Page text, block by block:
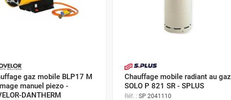
gaz mobile BLP17 M
manuel piezo -
DANTHERM
Chauffage mobile radiant au gaz
SOLO P 821 SR - SPLUS
Réf. : SP 2041110